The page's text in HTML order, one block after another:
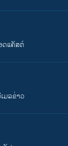
ແຄັສຕ໌
ມລຂ່າວ